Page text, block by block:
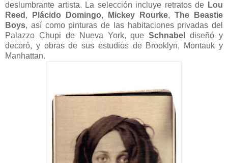
deslumbrante artista. La selección incluye retratos de Lou
Reed , Plácido Domingo, Mickey Rourke, The Beastie
Boys, así como pinturas de las habitaciones privadas del
Palazzo Chupi de Nueva York, queSchnabel
diseñó y
decoró, y obras de sus estudios de Brooklyn, Montauk y
Manhattan.